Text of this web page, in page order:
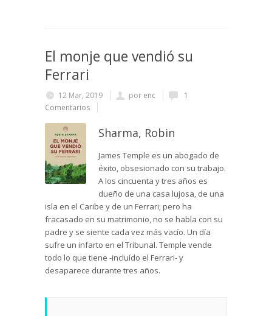
El monje que vendió su
Ferrari
12 Mar, 2019 por enc
1
Comentarios
Sharma, Robin
James Temple es un abogado de
éxito, obsesionado con su trabajo.
A los cincuenta y tres años es
dueño de una casa lujosa, de una
isla en el Caribe y de un Ferrari; pero ha
fracasado en su matrimonio, no se habla con su
padre y se siente cada vez más vacío. Un día
sufre un infarto en el Tribunal. Temple vende
todo lo que tiene -incluído el Ferrari- y
desaparece durante tres años.